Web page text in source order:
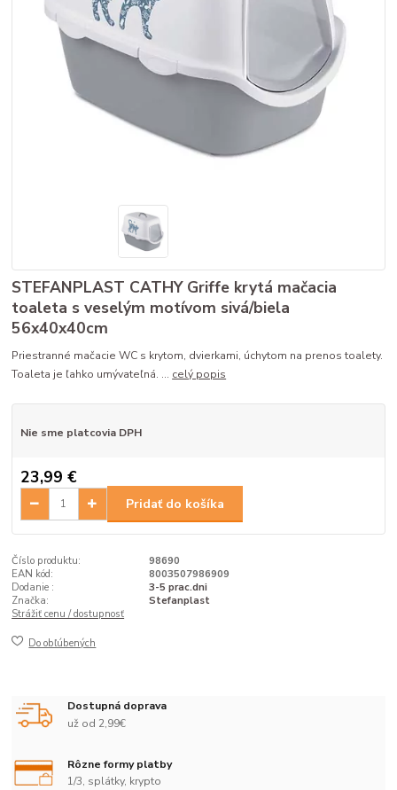
STEFANPLAST CATHY Griffe krytá mačacia
toaleta s veselým motívom sivá/biela
56x40x40cm
Priestranné mačacie WC s krytom, dvierkami, úchytom na prenos toalety.
Toaleta je ľahko umývateľná. ... celý popis
Nie sme platcovia DPH
23,99 €
Pridať do košíka
Číslo produktu:
98690
EAN kód:
8003507986909
Dodanie :
3-5 prac.dni
Značka:
Stefanplast
Strážiť cenu / dostupnosť
Do obľúbených
Dostupná doprava
už od 2,99€
Rôzne formy platby
1/3, splátky, krypto